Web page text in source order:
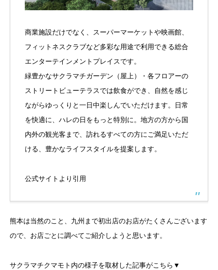
商業施設だけでなく、スーパーマーケットや映画館、
フィットネスクラブなど多彩な用途で利用できる総合
エンターテインメントプレイスです。
緑豊かなサクラマチガーデン（屋上）・各フロアーの
ストリートビューテラスでは飲食ができ、自然を感じ
ながらゆっくりと一日中楽しんでいただけます。日常
を快適に、ハレの日をもっと特別に。地方の方から国
内外の観光客まで、訪れるすべての方にご満足いただ
ける、豊かなライフスタイルを提案します。
公式サイトより引用
熊本は当然のこと、九州まで初出店のお店がたくさんございます
ので、お店ごとに調べてご紹介しようと思います。
サクラマチクマモト内の様子を取材した記事がこちら▼